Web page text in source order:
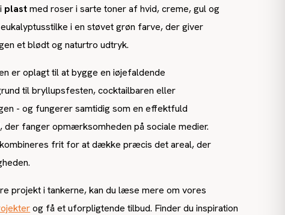
plastmed roser i sarte toner af hvid, creme, gul og
i en støvet grøn farve, der giver
et blødt og naturtro udtryk.
er oplagt til at bygge en iøjefaldende
til bryllupsfesten, cocktailbaren eller
- og fungerer samtidig som en effektfuld
der fanger opmærksomheden på sociale medier.
frit for at dække præcis det areal, der
projekt i tankerne, kan du læse mere om vores
og få et uforpligtende tilbud. Finder du inspiration